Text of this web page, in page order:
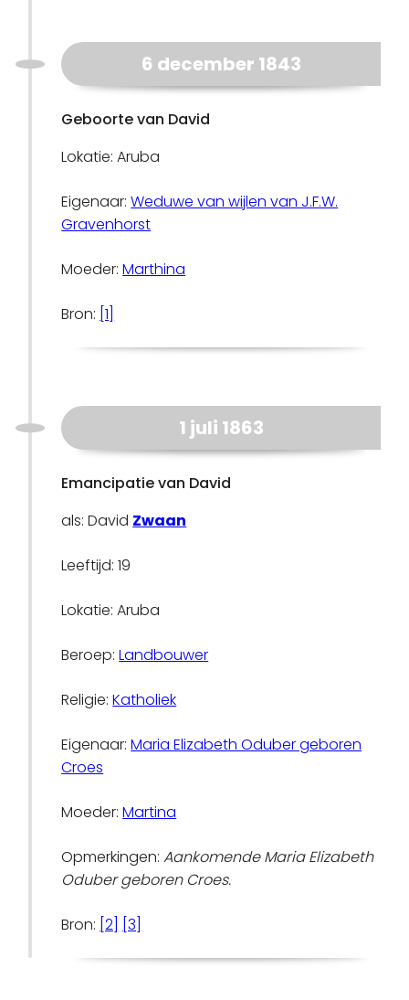
6 december 1843
Geboorte van David
Lokatie: Aruba
Eigenaar:Weduwe van wijlen van J.F.W.
Gravenhorst
Moeder:Marthina
Bron: [1]
1 juli 1863
Emancipatie van David
als: David Zwaan
Leeftijd: 19
Lokatie: Aruba
Beroep:Landbouwer
Religie:Katholiek
Eigenaar:Maria Elizabeth Oduber geboren
Croes
Moeder:Martina
Opmerkingen:Aankomende Maria Elizabeth
Oduber geboren Croes.
Bron: [2] [3]